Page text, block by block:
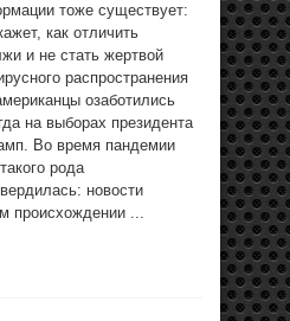
тоже существует:
как отличить
и не стать жертвой
распространения
озаботились
на выборах президента
Во время пандемии
рода
новости
происхождении ...